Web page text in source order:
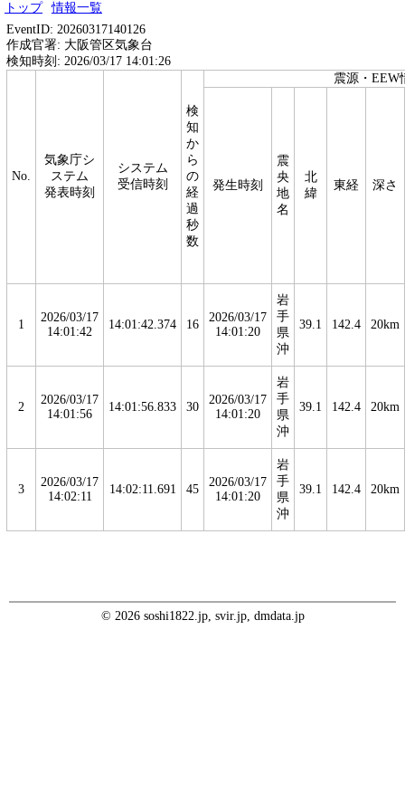
トップ
情報一覧
EventID: 20260317140126
作成官署: 大阪管区気象台
検知時刻: 2026/03/17 14:01:26
No.
気象庁シ
ステム
発表時刻
システム
受信時刻
検
知
か
ら
の
経
過
秒
数
震源・EEW
発生時刻
震
央
地
名
北
緯
東経 深さ
1
2026/03/17
14:01:42
14:01:42.374 16
2026/03/17
14:01:20
岩
手
県
沖
39.1 142.4 20km
2
2026/03/17
14:01:56
14:01:56.833 30
2026/03/17
14:01:20
岩
手
県
沖
39.1 142.4 20km
3
2026/03/17
14:02:11
14:02:11.691 45
2026/03/17
14:01:20
岩
手
県
沖
39.1 142.4 20km
© 2026 soshi1822.jp, svir.jp, dmdata.jp